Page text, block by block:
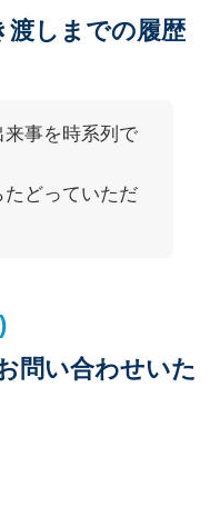
渡しまでの履歴
事を時系列で
どっていただ
問い合わせいた